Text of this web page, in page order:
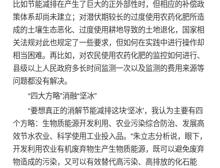
比如节能减排在产生了巨大的正外部性时，但相应的补偿政
策体系却尚未建立；对潜伏期较长的过度使用农药化肥所造
成的土壤生态恶化、过度使用耕地导致的土地退化，国家相
关法规对此也规定了一些要求，但如何在实践中进行操作却
相当困难。再比如，对农民使用农药化肥的监控如何进行、
县级以上人民政府多长时间监测一次以及监测的费用来源等
问题都没有解决。
“四大方略”消融“坚冰”
“要想真正的消解节能减排这块‘坚冰’，我认为主要有四
个方略：生物质能源开发利用、农业污染综合防治、发展高
效节水农业、科学使用工业投入品。”朱立志分析说，眼下，
开发利用农业有机废弃物生产生物质能源，既可以避免废弃
物造成的污染，又可以有效替代高污染、高排放的化石能